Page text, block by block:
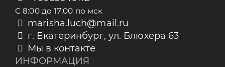
С 8:00 до 17:00 по мск
marisha.luch@mail.ru
г. Екатеринбург, ул. Блюхера 63
Мы в контакте
ИНФОРМАЦИЯ